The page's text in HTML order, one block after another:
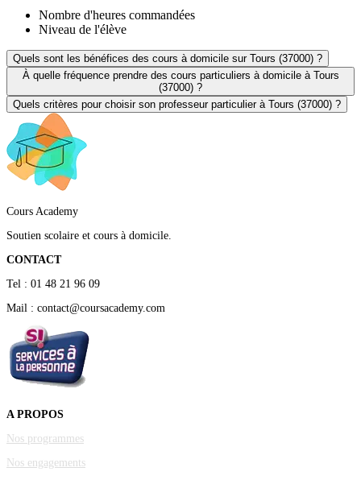
Nombre d'heures commandées
Niveau de l'élève
Quels sont les bénéfices des cours à domicile sur Tours (37000) ?
À quelle fréquence prendre des cours particuliers à domicile à Tours
(37000) ?
Quels critères pour choisir son professeur particulier à Tours (37000) ?
Cours Academy
Soutien scolaire et cours à domicile.
CONTACT
Tel : 01 48 21 96 09
Mail : contact@coursacademy.com
A PROPOS
Nos programmes
Nos engagements